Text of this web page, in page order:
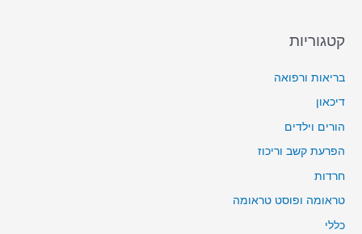
קטגוריות
בריאות ורפואה
דיכאון
הורים וילדים
הפרעת קשב וריכוז
חרדות
טראומה ופוסט טראומה
כללי